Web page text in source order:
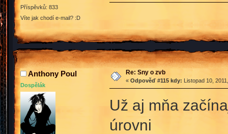
Příspěvků: 833
Víte jak chodí e-mail? :D
Anthony Poul
Dospělák
Re: Sny o zvb
« Odpověď #115 kdy: Listopad 10,
Už aj mňa
úrovni